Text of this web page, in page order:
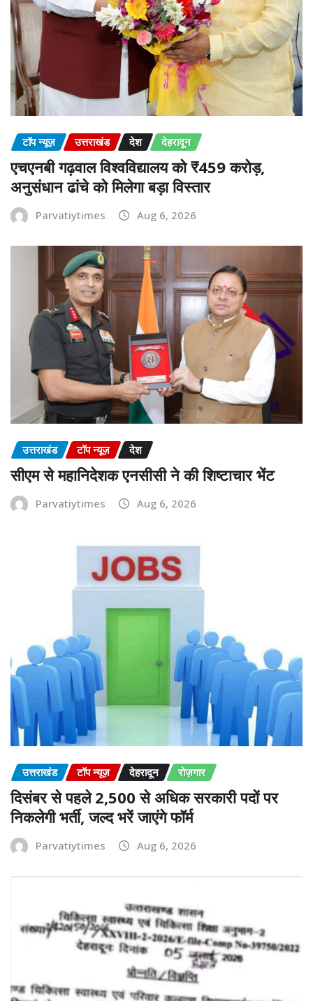
टॉप न्यूज़ उत्तराखंड देश देहरादून
एचएनबी गढ़वाल विश्वविद्यालय को ₹459 करोड़,
अनुसंधान ढांचे को मिलेगा बड़ा विस्तार
Parvatiytimes Aug 6, 2026
उत्तराखंड टॉप न्यूज़ देश
सीएम से महानिदेशक एनसीसी ने की शिष्टाचार भेंट
Parvatiytimes Aug 6, 2026
उत्तराखंड टॉप न्यूज़ देहरादून रोज़गार
दिसंबर से पहले 2,500 से अधिक सरकारी पदों पर
निकलेगी भर्ती, जल्द भरें जाएंगे फॉर्म
Parvatiytimes Aug 6, 2026